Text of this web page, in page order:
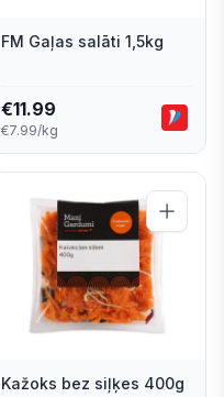
FM Gaļas salāti 1,5kg
€11.99
€7.99/kg
Kažoks bez siļķes 400g